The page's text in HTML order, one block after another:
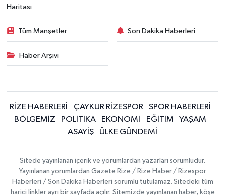
Haritası
Tüm Manşetler Son Dakika Haberleri
Haber Arşivi
RİZE HABERLERİ ÇAYKUR RİZESPOR
SPOR HABERLERİ
BÖLGEMİZ
POLİTİKA EKONOMİ EĞİTİM
YAŞAM
ASAYİŞ
ÜLKE GÜNDEMİ
Sitede yayınlanan içerik ve yorumlardan yazarları sorumludur.
Yayınlanan yorumlardan Gazete Rize / Rize Haber / Rizespor
Haberleri / Son Dakika Haberleri sorumlu tutulamaz. Sitedeki tüm
harici linkler ayrı bir sayfada açılır. Sitemizde yayınlanan haber, köşe